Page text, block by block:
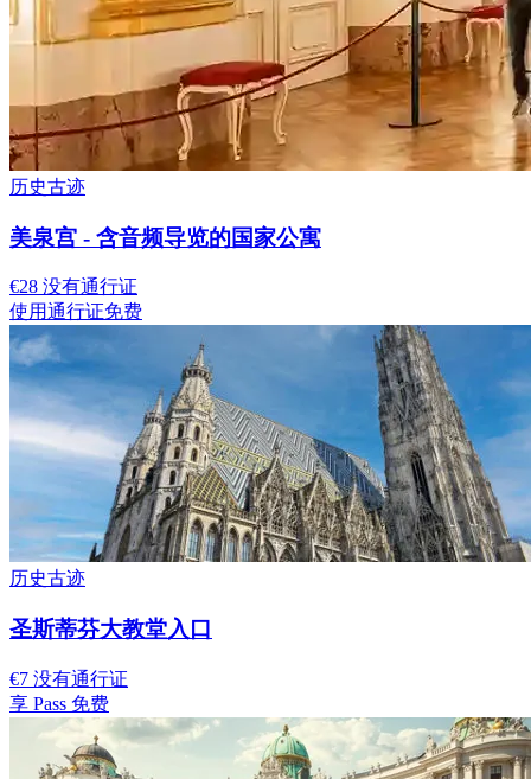
历史古迹
美泉宫 - 含音频导览的国家公寓
€28 没有通行证
使用通行证免费
历史古迹
圣斯蒂芬大教堂入口
€7 没有通行证
享 Pass 免费